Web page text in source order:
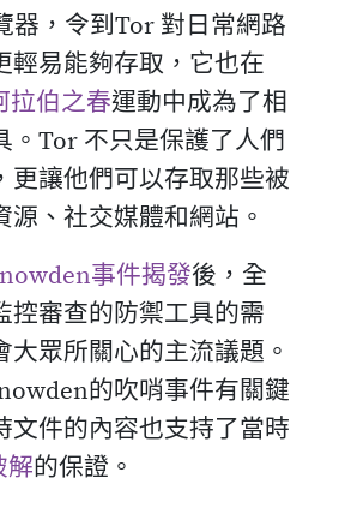
器，令到Tor 對日常網路
輕易能夠存取，它也在
拉伯之春運動中成為了相
。Tor 不只是保護了人們
更讓他們可以存取那些被
源、社交媒體和網站。
事件揭發後，全
控審查的防禦工具的需
大眾所關心的主流議題。
的吹哨事件有關鍵
文件的內容也支持了當時
解的保證。